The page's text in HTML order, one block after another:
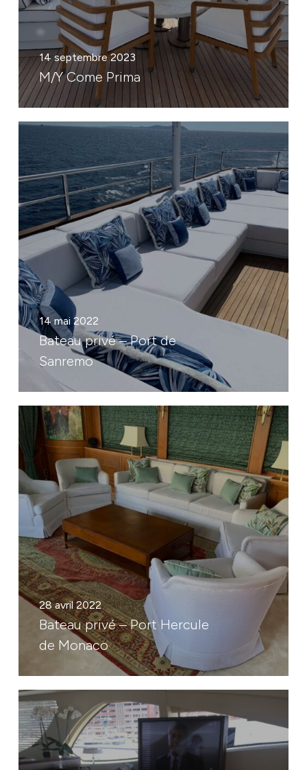
14 septembre 2023
M/Y Come Prima
14 mai 2022
Bateau privé – Port de
Sanremo
28 avril 2022
Bateau privé – Port Hercule
de Monaco